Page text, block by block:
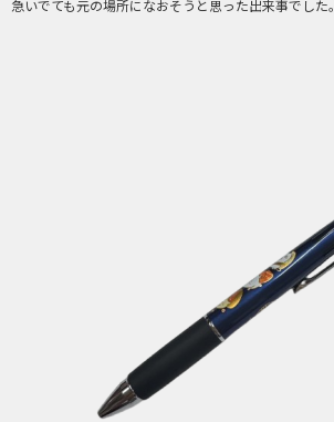
急いでても元の場所になおそうと思った出来事でした。